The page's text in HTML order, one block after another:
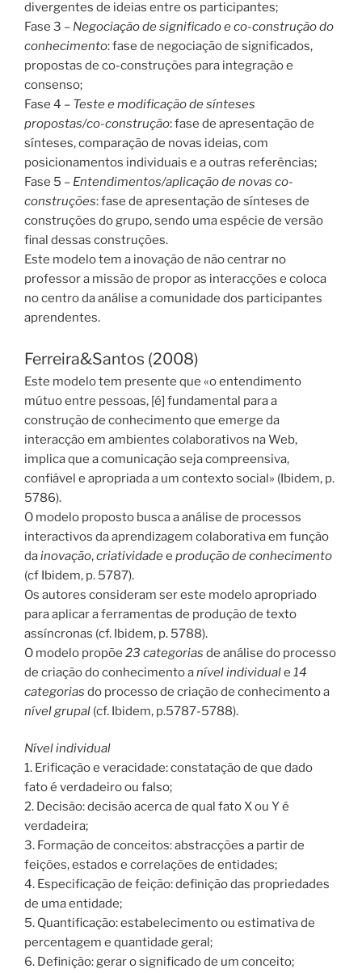
divergentes de ideias entre os participantes;
Fase 3 – Negociação de significado e co-construção do
conhecimento: fase de negociação de significados,
propostas de co-construções para integração e
consenso;
Fase 4 – Teste e modificação de sínteses
propostas/co-construção: fase de apresentação de
sínteses, comparação de novas ideias, com
posicionamentos individuais e a outras referências;
Fase 5 – Entendimentos/aplicação de novas co-
construções: fase de apresentação de sínteses de
construções do grupo, sendo uma espécie de versão
final dessas construções.
Este modelo tem a inovação de não centrar no
professor a missão de propor as interacções e coloca
no centro da análise a comunidade dos participantes
aprendentes.
Ferreira&Santos (2008)
Este modelo tem presente que «o entendimento
mútuo entre pessoas, [é] fundamental para a
construção de conhecimento que emerge da
interacção em ambientes colaborativos na Web,
implica que a comunicação seja compreensiva,
confiável e apropriada a um contexto social» (Ibidem, p.
5786).
O modelo proposto busca a análise de processos
interactivos da aprendizagem colaborativa em função
dainovação,criatividadee produção de conhecimento
(cf Ibidem, p. 5787).
Os autores consideram ser este modelo apropriado
para aplicar a ferramentas de produção de texto
assíncronas (cf. Ibidem, p. 5788).
O modelo propõe 23 categorias de análise do processo
de criação do conhecimento anível individuale 14
categorias do processo de criação de conhecimento a
nível grupal (cf. Ibidem, p.5787-5788).
Nível individual
1. Erificação e veracidade: constatação de que dado
fato é verdadeiro ou falso;
2. Decisão: decisão acerca de qual fato X ou Y é
verdadeira;
3. Formação de conceitos: abstracções a partir de
feições, estados e correlações de entidades;
4. Especificação de feição: definição das propriedades
de uma entidade;
5. Quantificação: estabelecimento ou estimativa de
percentagem e quantidade geral;
6. Definição: gerar o significado de um conceito;